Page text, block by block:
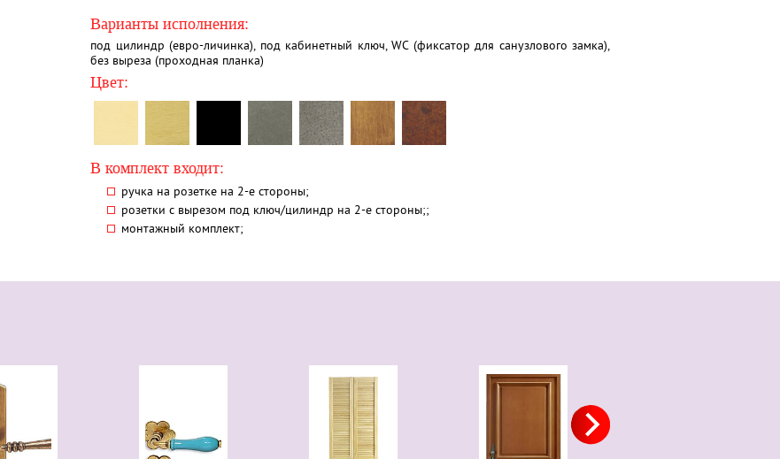
Варианты исполнения:
под цилиндр (евро-личинка), под кабинетный ключ, WC (фиксатор для санузлового замка),
без выреза (проходная планка)
Цвет:
В комплект входит:
ручка на розетке на 2-е стороны;
розетки с вырезом под ключ/цилиндр на 2-е стороны;;
монтажный комплект;